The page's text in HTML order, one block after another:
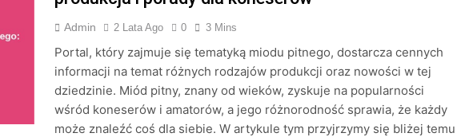
Admin 2 Lata Ago 0 3 Mins
Portal, który zajmuje się tematyką miodu pitnego, dostarcza cennych
informacji na temat różnych rodzajów produkcji oraz nowości w tej
dziedzinie. Miód pitny, znany od wieków, zyskuje na popularności
wśród koneserów i amatorów, a jego różnorodność sprawia, że każdy
może znaleźć coś dla siebie. W artykule tym przyjrzymy się bliżej temu